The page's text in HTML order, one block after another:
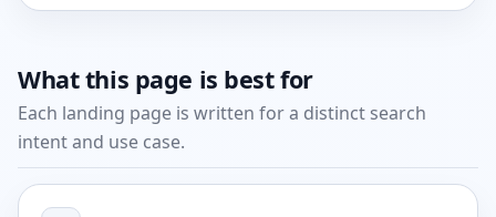
What this page is best for
Each landing page is written for a distinct search
intent and use case.